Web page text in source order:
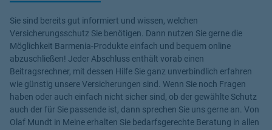
Sie sind bereits gut informiert und wissen, welchen
Versicherungsschutz Sie benötigen. Dann nutzen Sie gerne die
Möglichkeit Barmenia-Produkte einfach und bequem online
abzuschließen! Jeder Abschluss enthält vorab einen
Beitragsrechner, mit dessen Hilfe Sie ganz unverbindlich erfahren
wie günstig unsere Versicherungen sind. Wenn Sie noch Fragen
haben oder auch einfach nicht sicher sind, ob der gewählte Schutz
auch der für Sie passende ist, dann sprechen Sie uns gerne an. Von
Olaf Mundt in Meine erhalten Sie bedarfsgerechte Beratung in allen